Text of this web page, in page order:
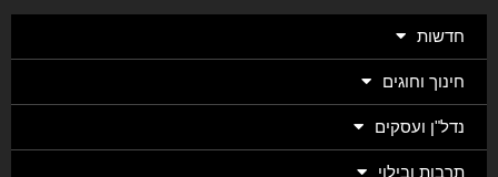
חדשות
חינוך וחוגים
נדל"ן ועסקים
תרבות ובילוי